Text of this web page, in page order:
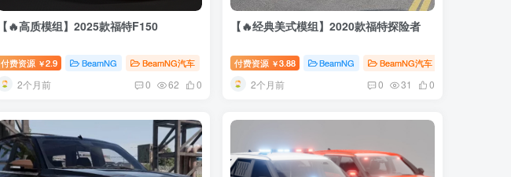
【🔥高质模组】2025款福特F150
付费资源 ￥2.9 BeamNG BeamNG汽车
2个月前 0 62 0
【🔥经典美式模组】2020款福特探险者
付费资源 ￥3.88 BeamNG BeamNG汽车
2个月前 0 31 0